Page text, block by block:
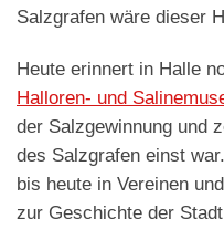
Salzgrafen wäre dieser
Heute erinnert in Halle
Halloren- und
der Salzgewinnung und
des Salzgrafen einst
bis heute in Vereinen
zur Geschichte der